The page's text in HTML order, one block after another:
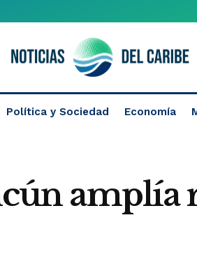
Política y Sociedad Economía
amplía